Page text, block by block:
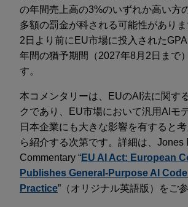
の年間売上高の3%のいずれか高い方
多額の罰金が科される可能性があり
2日より前にEU市場に投入された
年間の猶予期間（2027年8月2日まで
す。
本コメンタリーは、EUのAI法に関す
クであり、EU市場において汎用AIモ
日本企業にも大きな影響を有すると
ら紹介する次第です。詳細は、Jones
Commentary “EU AI Act: European
Publishes General-Purpose AI
Practice”（オリジナル英語版）をご